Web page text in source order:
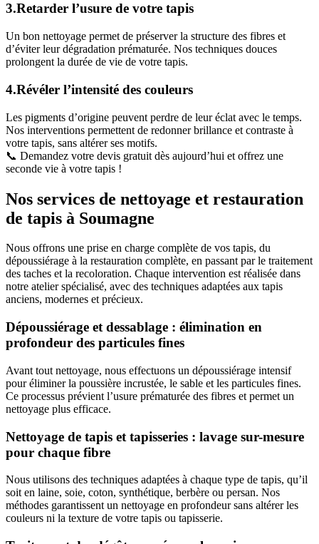
3.Retarder l’usure de votre tapis
Un bon nettoyage permet de préserver la structure des fibres et
d’éviter leur dégradation prématurée. Nos techniques douces
prolongent la durée de vie de votre tapis.
4.Révéler l’intensité des couleurs
Les pigments d’origine peuvent perdre de leur éclat avec le temps.
Nos interventions permettent de redonner brillance et contraste à
votre tapis, sans altérer ses motifs.
📞 Demandez votre devis gratuit dès aujourd’hui et offrez une
seconde vie à votre tapis !
Nos services de nettoyage et restauration
de tapis à Soumagne
Nous offrons une prise en charge complète de vos tapis, du
dépoussiérage à la restauration complète, en passant par le traitement
des taches et la recoloration. Chaque intervention est réalisée dans
notre atelier spécialisé, avec des techniques adaptées aux tapis
anciens, modernes et précieux.
Dépoussiérage et dessablage : élimination en
profondeur des particules fines
Avant tout nettoyage, nous effectuons un dépoussiérage intensif
pour éliminer la poussière incrustée, le sable et les particules fines.
Ce processus prévient l’usure prématurée des fibres et permet un
nettoyage plus efficace.
Nettoyage de tapis et tapisseries : lavage sur-mesure
pour chaque fibre
Nous utilisons des techniques adaptées à chaque type de tapis, qu’il
soit en laine, soie, coton, synthétique, berbère ou persan. Nos
méthodes garantissent un nettoyage en profondeur sans altérer les
couleurs ni la texture de votre tapis ou tapisserie.